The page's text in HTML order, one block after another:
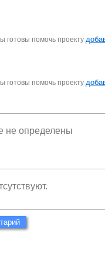
готовы помочь проекту
готовы помочь проекту
не определены